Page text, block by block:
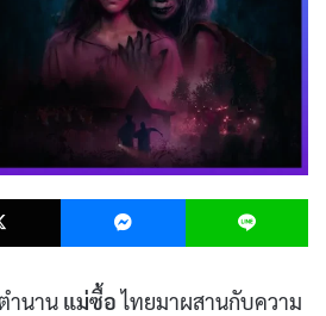
X Messenger
ำนาน แม่ซื้อไทยมาผสานกับความ